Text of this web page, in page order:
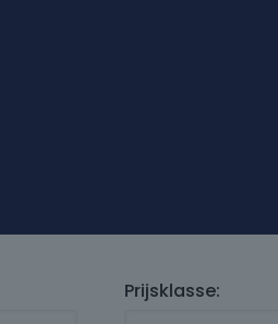
Prijsklasse: